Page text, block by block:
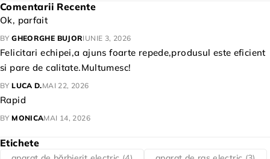
Comentarii Recente
Ok, parfait
BY GHEORGHE BUJORIUNIE 3, 2026
Felicitari echipei,a ajuns foarte repede,produsul este eficient
si pare de calitate.Multumesc!
BY LUCA D.MAI 22, 2026
Rapid
BY MONICAMAI 14, 2026
Etichete